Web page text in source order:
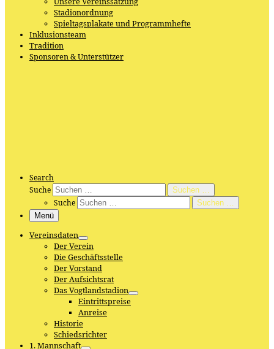
Stadionordnung
Spieltagsplakate und Programmhefte
Inklusionsteam
Tradition
Sponsoren & Unterstützer
Search
Suche
Suchen …
Suche
Suchen …
Menü
Vereinsdaten
Der Verein
Die Geschäftsstelle
Der Vorstand
Der Aufsichtsrat
Das Vogtlandstadion
Eintrittspreise
Anreise
Historie
Schiedsrichter
1. Mannschaft